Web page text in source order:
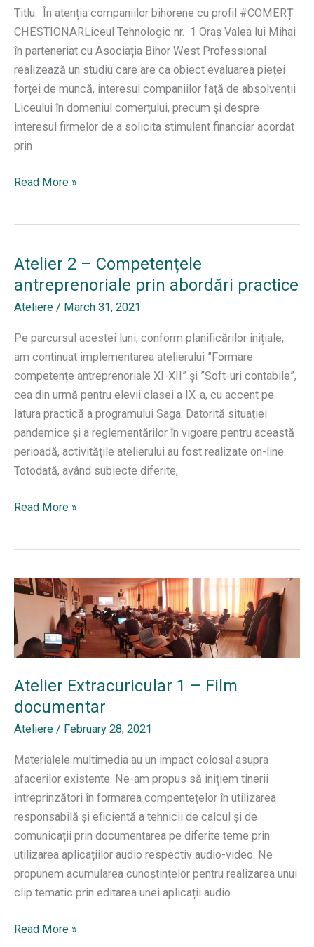
companiile
bihorene
vizând
angajarea
tinerilor
în
viitorul
apropiat
Titlu: În atenția companiilor bihorene cu profil #COMERȚ
CHESTIONARLiceul Tehnologic nr. 1 Oraș Valea lui Mihai
în parteneriat cu Asociația Bihor West Professional
realizează un studiu care are ca obiect evaluarea pieței
forței de muncă, interesul companiilor față de absolvenții
Liceului în domeniul comerțului, precum și despre
interesul firmelor de a solicita stimulent financiar acordat
prin
CHESTIONAR
Read More »
Atelier 2 – Competențele
antreprenoriale prin abordări practice
Ateliere / March 31, 2021
Pe parcursul acestei luni, conform planificărilor inițiale,
am continuat implementarea atelierului ”Formare
competențe antreprenoriale XI-XII” și ”Soft-uri contabile”,
cea din urmă pentru elevii clasei a IX-a, cu accent pe
latura practică a programului Saga. Datorită situației
pandemice și a reglementărilor în vigoare pentru această
perioadă, activitățile atelierului au fost realizate on-line.
Totodată, având subiecte diferite,
Atelier
antreprenoriale
abordări
practice
Read More »
Atelier Extracuricular 1 – Film
documentar
Ateliere / February 28, 2021
Materialele multimedia au un impact colosal asupra
afacerilor existente. Ne-am propus să inițiem tinerii
intreprinzători în formarea compentețelor în utilizarea
responsabilă și eficientă a tehnicii de calcul și de
comunicații prin documentarea pe diferite teme prin
utilizarea aplicațiilor audio respectiv audio-video. Ne
propunem acumularea cunoștințelor pentru realizarea unui
clip tematic prin editarea unei aplicații audio
Atelier
Read More »